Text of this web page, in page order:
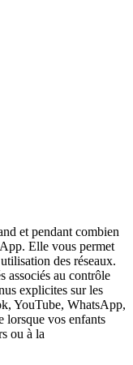
et pendant combien
Elle vous permet
des réseaux.
associés au contrôle
explicites sur les
YouTube, WhatsApp,
lorsque vos enfants
ou à la